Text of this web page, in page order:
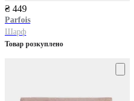
₴ 449
Parfois
Шарф
Товар розкуплено